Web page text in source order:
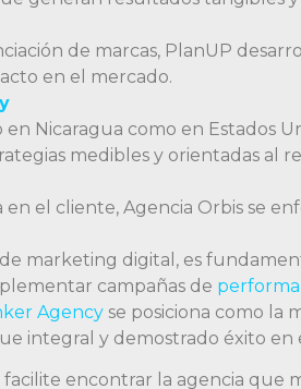
de marcas, PlanUP
en el mercado.
Nicaragua como en Estados
medibles y orientadas al
el cliente, Agencia Orbis se
marketing digital, es
campañas de
Agency se posiciona como la
integral y demostrado éxito en
encontrar la agencia que